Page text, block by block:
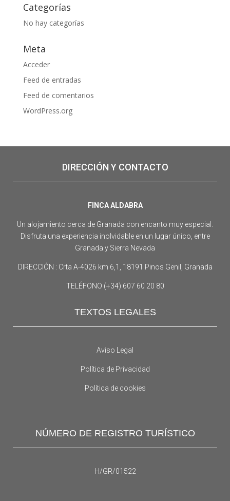
Categorías
No hay categorías
Meta
Acceder
Feed de entradas
Feed de comentarios
WordPress.org
DIRECCIÓN Y CONTACTO
FINCA ALDABRA
Un alojamiento cerca de Granada con encanto muy especial.
Disfruta una experiencia inolvidable en un lugar único, entre
Granada y Sierra Nevada
DIRECCIÓN : Crta A-4026 km 6,1, 18191 Pinos Genil, Granada
TELÉFONO (+34) 607 60 20 80
TEXTOS LEGALES
Aviso Legal
Política de Privacidad
Política de cookies
NÚMERO DE REGISTRO TURÍSTICO
H/GR/01522